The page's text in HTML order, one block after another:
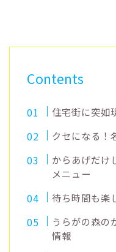
Contents
住宅街に突如
クセになる！
からあげだけ
メニュー
待ち時間も楽
うらがの森
情報